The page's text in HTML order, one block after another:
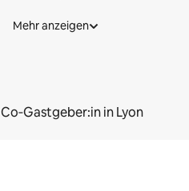
Mehr anzeigen
Co‑Gastgeber:in in Lyon